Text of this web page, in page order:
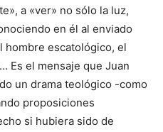
a «ver» no sólo la luz,
en él al enviado
hombre escatológico, el
Es el mensaje que Juan
un drama teológico -como
proposiciones
si hubiera sido de